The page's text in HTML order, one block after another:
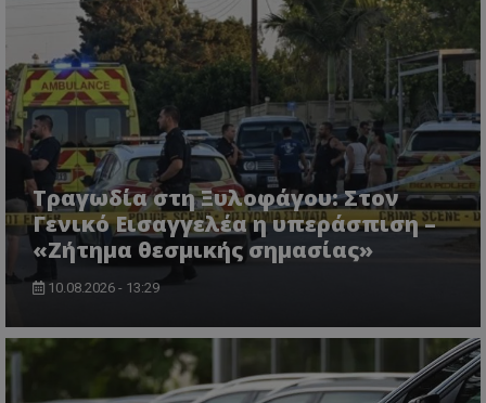
Τραγωδία στη Ξυλοφάγου: Στον
Γενικό Εισαγγελέα η υπεράσπιση –
«Ζήτημα θεσμικής σημασίας»
10.08.2026 - 13:29